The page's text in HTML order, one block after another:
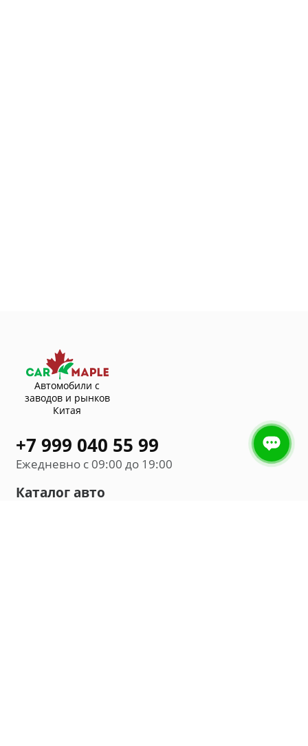
Автомобили с
заводов и рынков
Китая
+7 999 040 55 99
Ежедневно с 09:00 до 19:00
Каталог авто